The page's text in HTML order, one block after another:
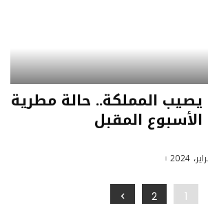
المملكة.. حالة مطرية
المقبل
1
2